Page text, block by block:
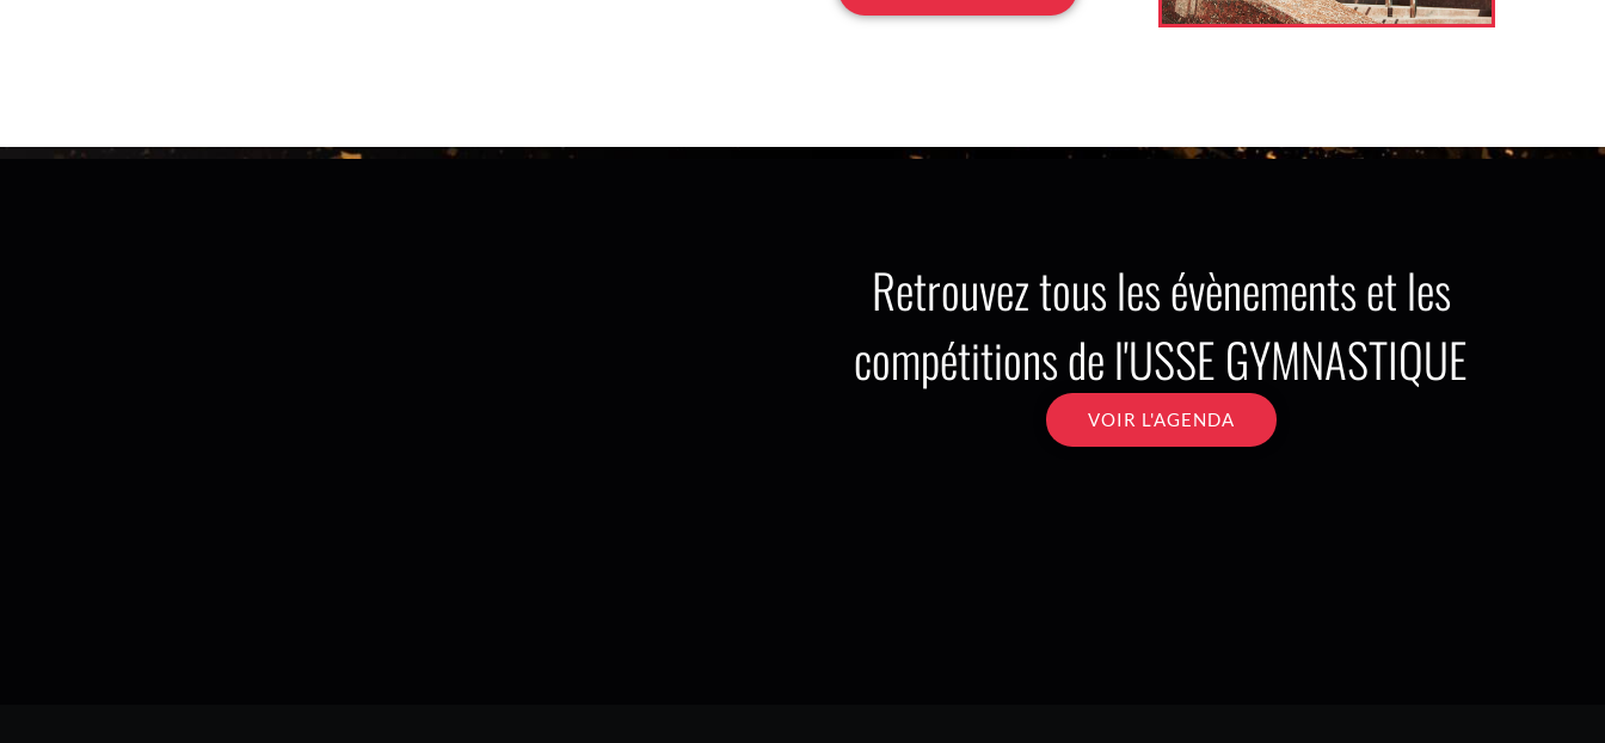
Retrouvez tous les évènements et les
compétitions de l'USSE GYMNASTIQUE
VOIR L'AGENDA